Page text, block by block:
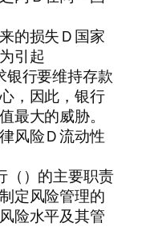
的损失Ｄ国家
引起
银行要维持存款
，因此，银行
最大的威胁。
风险Ｄ流动性
（）的主要职责
定风险管理的
险水平及其管